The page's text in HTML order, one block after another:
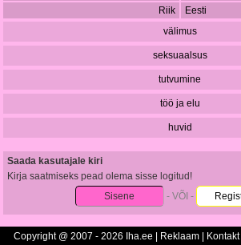
Riik
Eesti
välimus
seksuaalsus
tutvumine
töö ja elu
huvid
Saada kasutajale kiri
Kirja saatmiseks pead olema sisse logitud!
Sisene
- VÕI -
Copyright @ 2007 - 2026 Iha.ee | Reklaam Kontakt|